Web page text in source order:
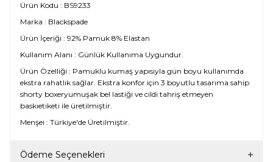
Ürün Kodu : BS9233
Marka : Blackspade
Ürün İçeriği : 92% Pamuk 8% Elastan
Kullanım Alanı : Günlük Kullanıma Uygundur.
Ürün Özelliği : Pamuklu kumaş yapısıyla gün boyu kullanımda
ekstra rahatlık sağlar. Ekstra konfor için 3 boyutlu tasarıma sahip
shorty boxeryumuşak bel lastiği ve cildi tahriş etmeyen
baskıetiketi ile üretilmiştir.
Menşei : Türkiye'de Üretilmiştir.
Ödeme Seçenekleri